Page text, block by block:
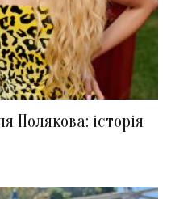
Полякова: історія